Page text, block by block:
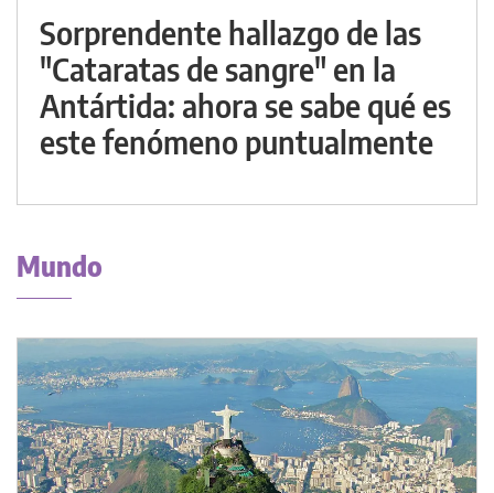
Sorprendente hallazgo de las
"Cataratas de sangre" en la
Antártida: ahora se sabe qué es
este fenómeno puntualmente
Mundo